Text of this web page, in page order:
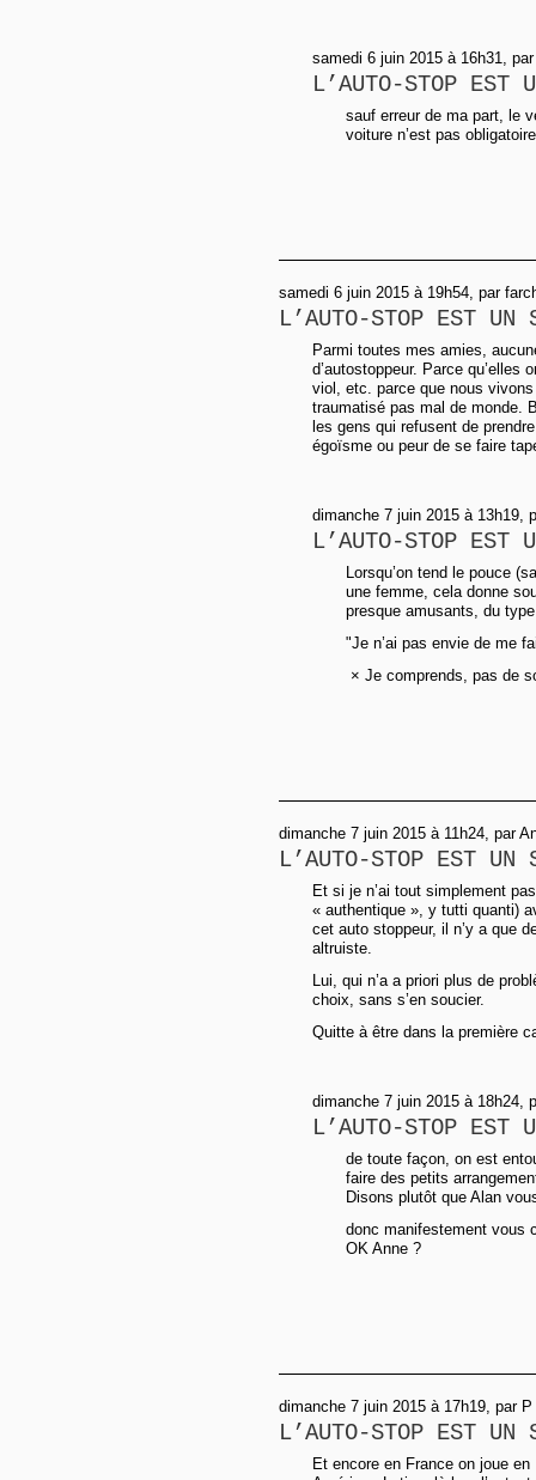
samedi 6 juin 2015 à 16h31,
L’AUTO-STOP EST
sauf erreur de ma part, le
voiture n’est pas
samedi 6 juin 2015 à 19h54, par
L’AUTO-STOP EST UN
Parmi toutes mes amies,
d’autostoppeur. Parce qu’elles
viol, etc. parce que nous
traumatisé pas mal de monde.
les gens qui refusent de
égoïsme ou peur de se faire
dimanche 7 juin 2015 à 13h19,
L’AUTO-STOP EST
Lorsqu’on tend le pouce
une femme, cela donne
presque amusants, du
"Je n’ai pas envie de me
× Je comprends, pas de
dimanche 7 juin 2015 à 11h24, par
L’AUTO-STOP EST UN
Et si je n’ai tout simplement
« authentique », y tutti quanti)
cet auto stoppeur, il n’y a que
altruiste.
Lui, qui n’a a priori plus de
choix, sans s’en soucier.
Quitte à être dans la première
dimanche 7 juin 2015 à 18h24,
L’AUTO-STOP EST
de toute façon, on est
faire des petits
Disons plutôt que Alan
donc manifestement vous
OK Anne ?
dimanche 7 juin 2015 à 17h19, par P
L’AUTO-STOP EST UN
Et encore en France on joue